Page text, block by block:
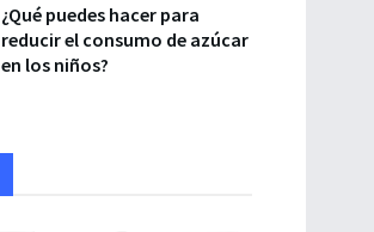
¿Qué puedes hacer para
reducir el consumo de azúcar
en los niños?